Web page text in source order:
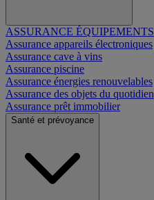
ASSURANCE ÉQUIPEMENTS
Assurance appareils électroniques
Assurance cave à vins
Assurance piscine
Assurance énergies renouvelables
Assurance des objets du quotidien
Assurance prêt immobilier
Santé et prévoyance